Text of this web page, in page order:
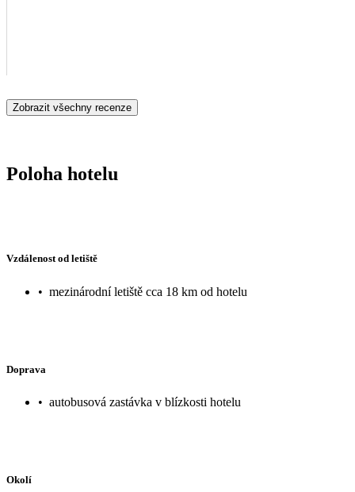
Zobrazit všechny recenze
Poloha hotelu
Vzdálenost od letiště
• mezinárodní letiště cca 18 km od hotelu
Doprava
• autobusová zastávka v blízkosti hotelu
Okolí